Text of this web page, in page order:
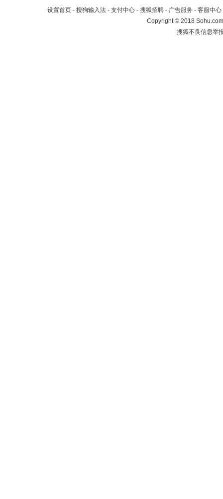
设置首页 - 搜狗输入法 - 支付中心 - 搜狐招聘 - 广告服务 - 客服中心
Copyright©2018
搜狐不良信息举